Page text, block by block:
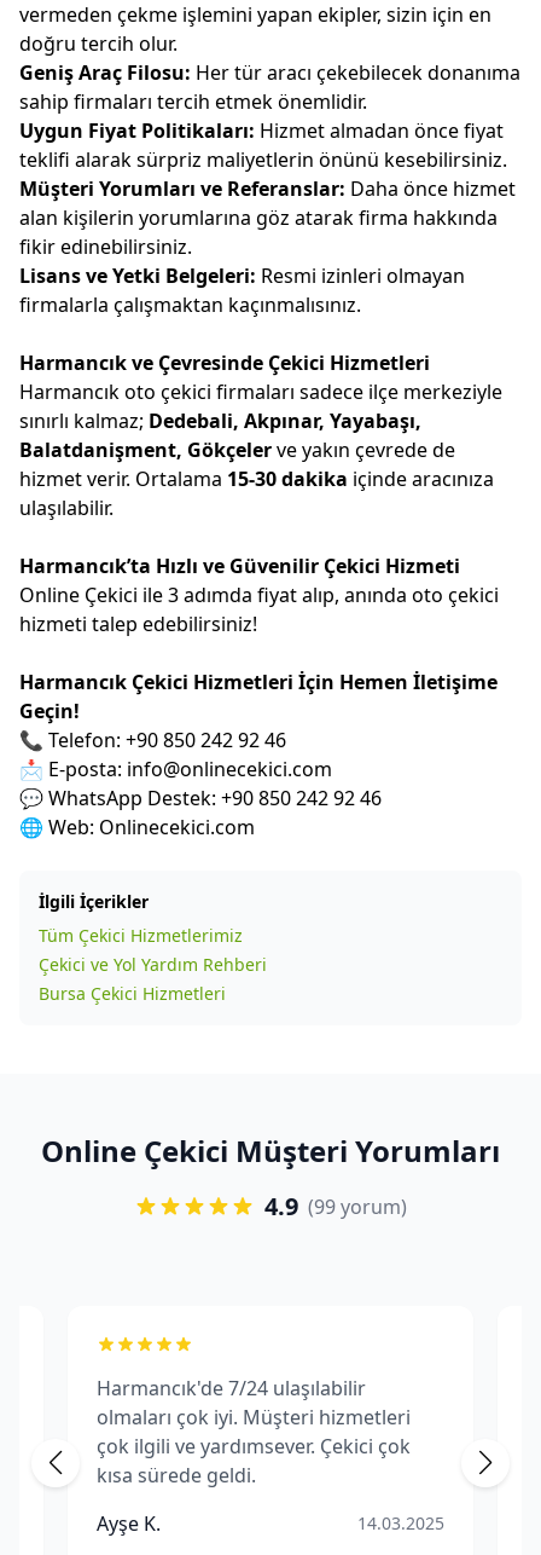
vermeden çekme işlemini yapan ekipler, sizin için en
doğru tercih olur.
Geniş Araç Filosu: Her tür aracı çekebilecek donanıma
sahip firmaları tercih etmek önemlidir.
Uygun Fiyat Politikaları: Hizmet almadan önce fiyat
teklifi alarak sürpriz maliyetlerin önünü kesebilirsiniz.
Müşteri Yorumları ve Referanslar: Daha önce hizmet
alan kişilerin yorumlarına göz atarak firma hakkında
fikir edinebilirsiniz.
Lisans ve Yetki Belgeleri: Resmi izinleri olmayan
firmalarla çalışmaktan kaçınmalısınız.
Harmancık ve Çevresinde Çekici Hizmetleri
Harmancık oto çekici firmaları sadece ilçe merkeziyle
sınırlı kalmaz; Dedebali, Akpınar, Yayabaşı,
Balatdanişment, Gökçelerve yakın çevrede de
hizmet verir. Ortalama 15-30 dakika içinde aracınıza
ulaşılabilir.
Harmancık’ta Hızlı ve Güvenilir Çekici Hizmeti
Online Çekici ile 3 adımda fiyat alıp, anında oto çekici
hizmeti talep edebilirsiniz!
Harmancık Çekici Hizmetleri İçin Hemen İletişime
Geçin!
📞 Telefon: +90 850 242 92 46
📩 E-posta: info@onlinecekici.com
💬 WhatsApp Destek: +90 850 242 92 46
🌐 Web: Onlinecekici.com
İlgili İçerikler
Tüm Çekici Hizmetlerimiz
Çekici ve Yol Yardım Rehberi
Bursa Çekici Hizmetleri
Online Çekici Müşteri Yorumları
4.9 (99 yorum)
Harmancık'de 7/24 ulaşılabilir
olmaları çok iyi. Müşteri hizmetleri
çok ilgili ve yardımsever. Çekici çok
kısa sürede geldi.
Ayşe K.
14.03.2025